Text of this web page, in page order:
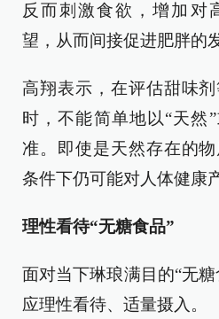
反而刺激食欲，增加对
望，从而间接促进肥胖的
高翔表示，在评估甜味
时，不能简单地以“天然
准。即使是天然存在的
条件下仍可能对人体健康
理性看待“无糖食品”
面对当下琳琅满目的“无糖
应理性看待、适量摄入。